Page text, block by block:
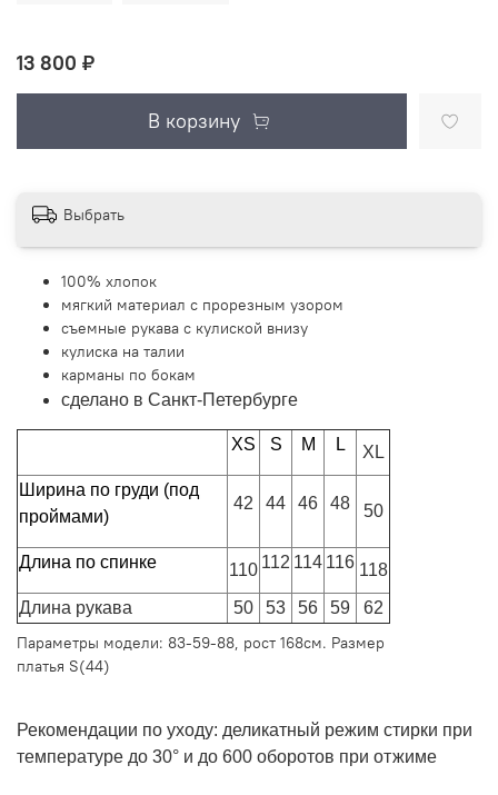
13 800 ₽
В корзину
Выбрать
100% хлопок
мягкий материал с прорезным узором
съемные рукава с кулиской внизу
кулиска на талии
карманы по бокам
сделано в Санкт-Петербурге
Параметры модели: 83-59-88, рост 168см. Размер
платья S(44)
XS S M L
XL
Ширина по груди (под
проймами)
42 44 46 48 50
Длина по спинке 110 112 114 116 118
Длина рукава
50 53 56 59 62
Рекомендации по уходу: деликатный режим стирки при
температуре до 30° и до 600 оборотов при отжиме